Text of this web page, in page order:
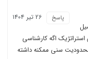
26 تیر 1404 پاسخ
استراتژیک اگه کارشناسی
سنی ممکنه داشته